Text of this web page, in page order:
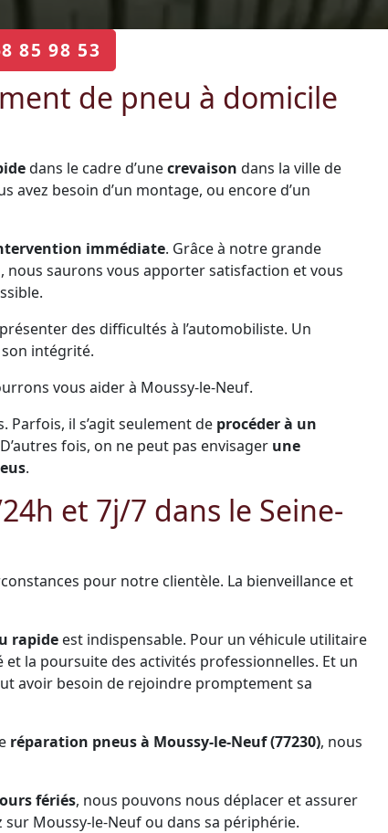
85 98 53
de pneu à domicile
dans le cadre d’unecrevaison dans la ville de
avez besoin d’un montage, ou encore d’un
immédiate. Grâce à notre grande
nous saurons vous apporter satisfaction et vous
des difficultés à l’automobiliste. Un
intégrité.
vous aider à Moussy-le-Neuf.
Parfois, il s’agit seulement de procéder à un
fois, on ne peut pas envisager une
.
et 7j/7 dans le Seine-
pour notre clientèle. La bienveillance et
rapide est indispensable. Pour un véhicule utilitaire
la poursuite des activités professionnelles. Et un
avoir besoin de rejoindre promptement sa
réparation pneus à Moussy-le-Neuf (77230), nous
fériés, nous pouvons nous déplacer et assurer
Moussy-le-Neuf ou dans sa périphérie.